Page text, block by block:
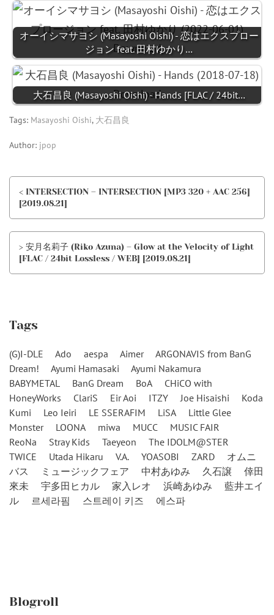
オーイシマサヨシ (Masayoshi Oishi) - 恋はエクスプロー
ジョン feat. 田村ゆかり…
大石昌良 (Masayoshi Oishi) - Hands [FLAC / 24bit…
Tags: Masayoshi Oishi, 大石昌良
Author: jpop
< INTERSECTION – INTERSECTION [MP3 320 + AAC 256]
[2019.08.21]
> 安月名莉子 (Riko Azuna) – Glow at the Velocity of Light
[FLAC / 24bit Lossless / WEB] [2019.08.21]
Tags
(G)I-DLE Ado aespa Aimer
ARGONAVIS from BanG
Dream!
Ayumi Hamasaki
Ayumi Nakamura
BABYMETAL
BanG Dream BoA
CHiCO with
HoneyWorks
ClariS Eir Aoi ITZY Joe Hisaishi
Koda
Kumi
Leo Ieiri LE SSERAFIM LiSA
Little Glee
Monster
LOONA miwa MUCC
MUSIC FAIR
ReoNa
Stray Kids Taeyeon
The IDOLM@STER
TWICE
Utada Hikaru V.A. YOASOBI ZARD
オムニ
バス
ミュージックフェア 中村あゆみ 久石譲
倖田
來未
宇多田ヒカル 家入レオ 浜崎あゆみ
藍井エイ
ル
르세라핌 스트레이 키즈 에스파
Blogroll